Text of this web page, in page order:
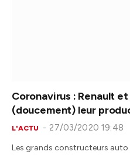
Coronavirus : Renault
(doucement) leur
L'ACTU 27/03/2020 19:48
Les grands constructeurs